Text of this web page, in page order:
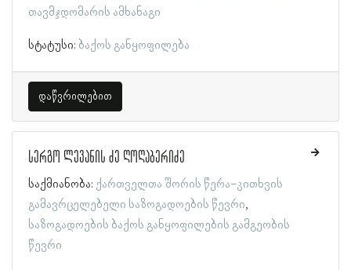
თავმჯდომარის ამხანაგი
სტატუსი: ბაქოს განყოფილება
დაწვრილებით
სერგო ლევანის ძე ღოღაბერიძე
საქმიანობა: ქართველთა შორის წერა-კითხვის
გამავრცელებელი საზოგადოების წევრი
საზოგადოების ბაქოს განყოფილების გამგეობის
წევრი